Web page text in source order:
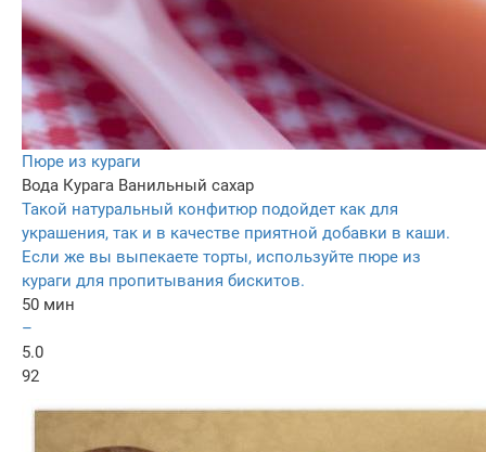
Пюре из кураги
Вода Курага Ванильный сахар
Такой натуральный конфитюр подойдет как для
украшения, так и в качестве приятной добавки в каши.
Если же вы выпекаете торты, используйте пюре из
кураги для пропитывания бискитов.
50 мин
–
5.0
92